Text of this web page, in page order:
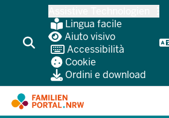
contenuto
principale
Lingua facile
Aiuto visivo
Accessibilità
Cookie
Ordini e download